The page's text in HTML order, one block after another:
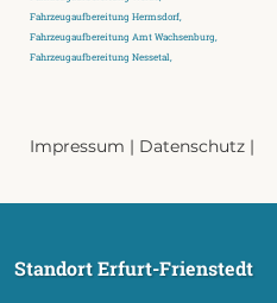
Fahrzeugaufbereitung Hermsdorf,
Fahrzeugaufbereitung Amt Wachsenburg,
Fahrzeugaufbereitung Nessetal,
Impressum | Datenschutz |
Standort Erfurt-Frienstedt